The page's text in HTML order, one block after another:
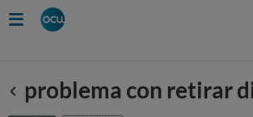
Anterior
problema con retirar